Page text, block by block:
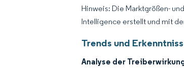
Hinweis: Die Marktgrößen-
Intelligence erstellt und mit
Trends und
Analyse der